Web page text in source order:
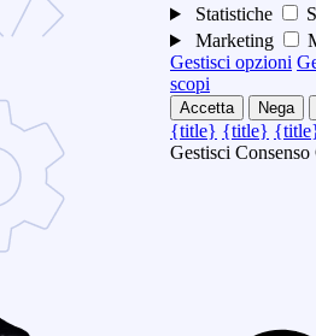
Statistiche
Marketing
Gestisci opzioni
scopi
Accetta Nega
{title} {title}
Gestisci